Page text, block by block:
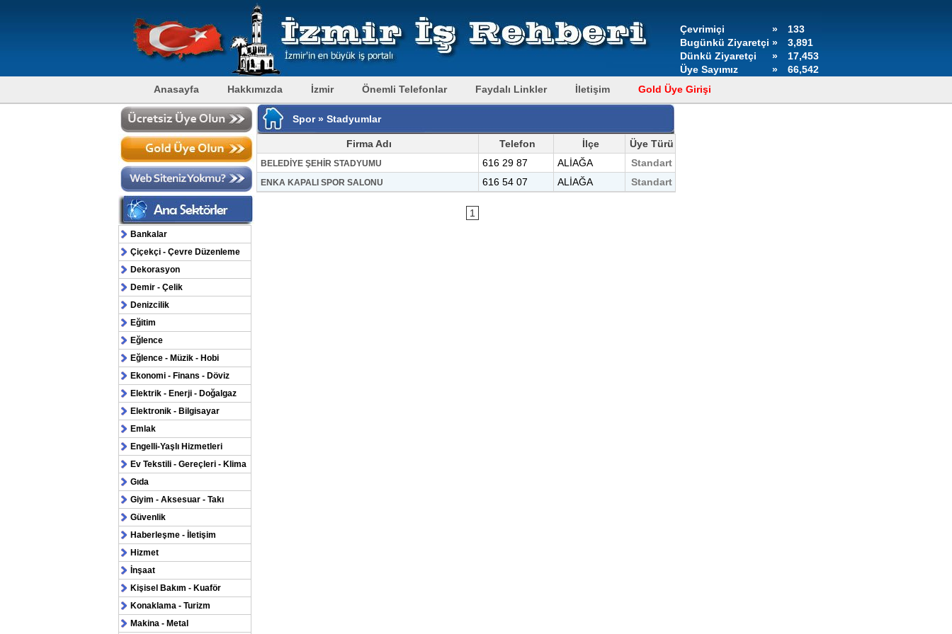
Çevrimiçi »
133
Bugünkü Ziyaretçi »
3,891
Dünkü Ziyaretçi
»
17,453
Üye Sayımız
»
66,542
Anasayfa
Hakkımızda İzmir Önemli Telefonlar Faydalı Linkler İletişim Gold Üye Girişi
Bankalar
Çiçekçi - Çevre Düzenleme
Dekorasyon
Demir - Çelik
Denizcilik
Eğitim
Eğlence
Eğlence - Müzik - Hobi
Ekonomi - Finans - Döviz
Elektrik - Enerji - Doğalgaz
Elektronik - Bilgisayar
Emlak
Engelli-Yaşlı Hizmetleri
Ev Tekstili - Gereçleri - Klima
Gıda
Giyim - Aksesuar - Takı
Güvenlik
Haberleşme - İletişim
Hizmet
İnşaat
Kişisel Bakım - Kuaför
Konaklama - Turizm
Makina - Metal
Spor » Stadyumlar
Firma Adı Telefon İlçe Üye Türü
BELEDİYE ŞEHİR STADYUMU 616 29 87 ALİAĞA Standart
ENKA KAPALI SPOR SALONU 616 54 07 ALİAĞA Standart
1